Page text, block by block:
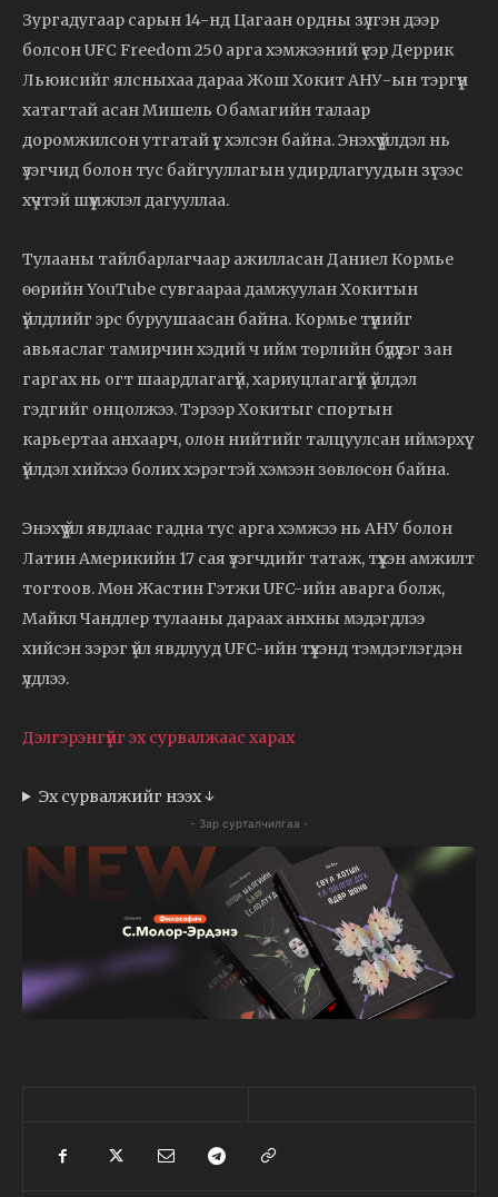
Зургадугаар сарын 14-нд Цагаан ордны зүлгэн дээр
болсон UFC Freedom 250 арга хэмжээний үеэр Деррик
Льюисийг ялсныхаа дараа Жош Хокит АНУ-ын тэргүүн
хатагтай асан Мишель Обамагийн талаар
доромжилсон утгатай үг хэлсэн байна. Энэхүү үйлдэл нь
үзэгчид болон тус байгууллагын удирдлагуудын зүгээс
хүчтэй шүүмжлэл дагууллаа.
Тулааны тайлбарлагчаар ажилласан Даниел Кормье
өөрийн YouTube сувгаараа дамжуулан Хокитын
үйлдлийг эрс буруушаасан байна. Кормье түүнийг
авьяаслаг тамирчин хэдий ч ийм төрлийн бүдүүлэг зан
гаргах нь огт шаардлагагүй, хариуцлагагүй үйлдэл
гэдгийг онцолжээ. Тэрээр Хокитыг спортын
карьертаа анхаарч, олон нийтийг талцуулсан иймэрхүү
үйлдэл хийхээ болих хэрэгтэй хэмээн зөвлөсөн байна.
Энэхүү үйл явдлаас гадна тус арга хэмжээ нь АНУ болон
Латин Америкийн 17 сая үзэгчдийг татаж, түүхэн амжилт
тогтоов. Мөн Жастин Гэтжи UFC-ийн аварга болж,
Майкл Чандлер тулааны дараах анхны мэдэгдлээ
хийсэн зэрэг үйл явдлууд UFC-ийн түүхэнд тэмдэглэгдэн
үлдлээ.
Дэлгэрэнгүйг эх сурвалжаас харах
Эх сурвалжийг нээх ↓
- Зар сурталчилгаа -